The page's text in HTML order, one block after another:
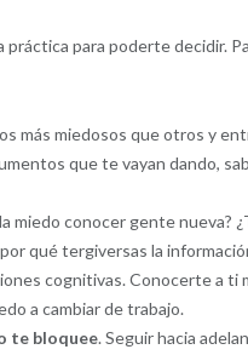
para poderte decidir.
más miedosos que otros y
que te vayan dando,
miedo conocer gente nueva?
qué tergiversas la
cognitivas. Conocerte a ti
a cambiar de trabajo.
te bloquee. Seguir hacia